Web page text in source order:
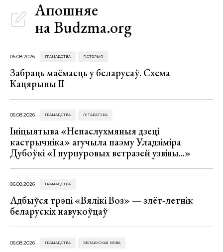
Апошняе
на Budzma.org
06.08.2026 ГРАМАДСТВА ГІСТОРЫЯ
Забраць маёмасць у беларусаў. Схема
Кацярыны ІІ
06.08.2026 ГРАМАДСТВА ЛІТАРАТУРА
Ініцыятыва «Непаслухмяныя дзеці
кастрычніка» агучыла паэму Уладзіміра
Дубоўкі «І пурпуровых ветразей узвівы...»
06.08.2026 ГРАМАДСТВА
Адбыўся трэці «Вялікі Воз» — злёт-летнік
беларускіх навукоўцаў
06.08.2026 ГРАМАДСТВА БЕЛАРУСКАЯ МОВА